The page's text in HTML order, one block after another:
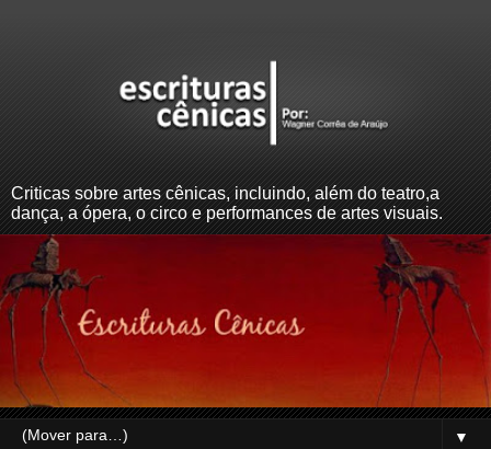
Criticas sobre artes cênicas, incluindo, além do teatro,a
dança, a ópera, o circo e performances de artes visuais.
▼